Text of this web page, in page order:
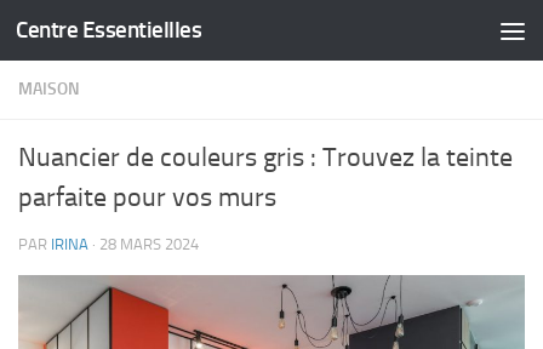
Skip to content
Centre Essentiellles
MAISON
Nuancier de couleurs gris : Trouvez la teinte
parfaite pour vos murs
PAR IRINA · 28 MARS 2024